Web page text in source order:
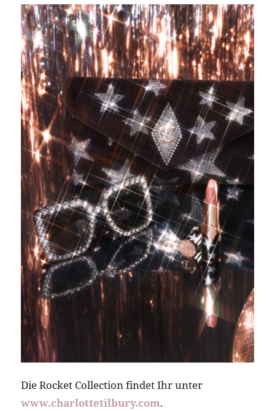
Die Rocket Collection findet Ihr unter
www.charlottetilbury.com.